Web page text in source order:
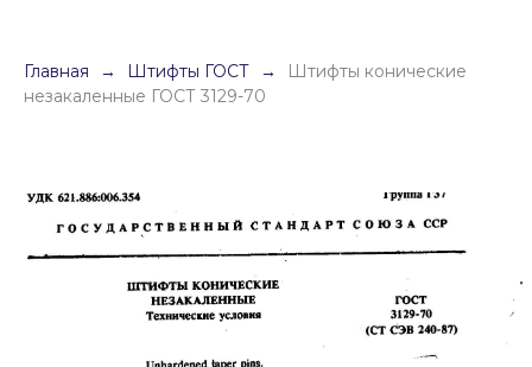
Главная Штифты ГОСТ
Штифты конические
незакаленные ГОСТ 3129-70